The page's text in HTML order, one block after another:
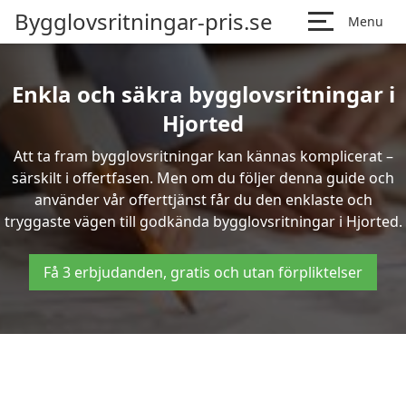
Bygglovsritningar-pris.se Menu
Enkla och säkra bygglovsritningar i
Hjorted
Att ta fram bygglovsritningar kan kännas komplicerat –
särskilt i offertfasen. Men om du följer denna guide och
använder vår offerttjänst får du den enklaste och
tryggaste vägen till godkända bygglovsritningar i Hjorted.
Få 3 erbjudanden, gratis och utan förpliktelser